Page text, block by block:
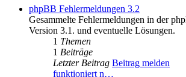
phpBB Fehlermeldungen 3.2
Gesammelte Fehlermeldungen in der
Version 3.1. und eventuelle Lösungen.
1 Themen
1 Beiträge
Letzter Beitrag Beitrag melden
funktioniert n…